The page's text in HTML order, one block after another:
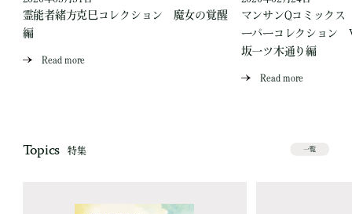
霊能者緒方克巳コレクション 魔女の覚醒
編
Read more
マンサンQコミック
ーパーコレクション
坂一ツ木通り編
Read more
Topics 特集 一覧